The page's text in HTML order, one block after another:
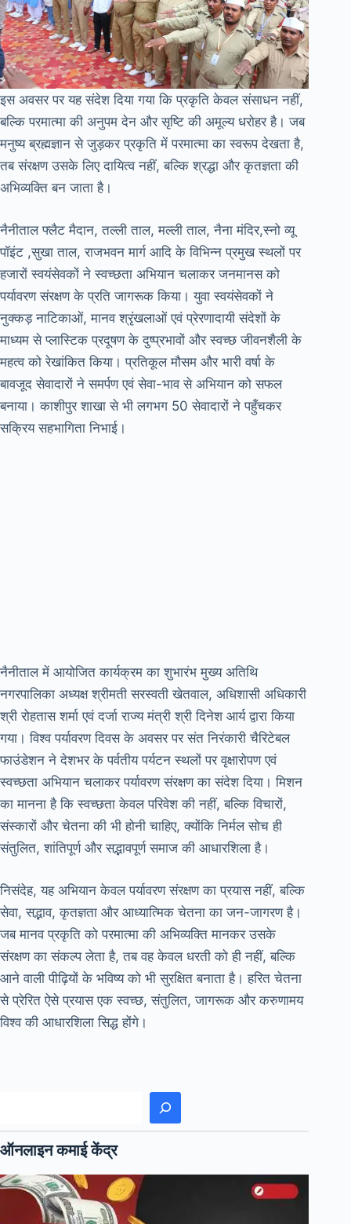
इस अवसर पर यह संदेश दिया गया कि प्रकृति केवल संसाधन नहीं,
बल्कि परमात्मा की अनुपम देन और सृष्टि की अमूल्य धरोहर है। जब
मनुष्य ब्रह्मज्ञान से जुड़कर प्रकृति में परमात्मा का स्वरूप देखता है,
तब संरक्षण उसके लिए दायित्व नहीं, बल्कि श्रद्धा और कृतज्ञता की
अभिव्यक्ति बन जाता है।
नैनीताल फ्लैट मैदान, तल्ली ताल, मल्ली ताल, नैना मंदिर,स्नो व्यू
पॉइंट ,सुखा ताल, राजभवन मार्ग आदि के विभिन्न प्रमुख स्थलों पर
हजारों स्वयंसेवकों ने स्वच्छता अभियान चलाकर जनमानस को
पर्यावरण संरक्षण के प्रति जागरूक किया। युवा स्वयंसेवकों ने
नुक्कड़ नाटिकाओं, मानव श्रृंखलाओं एवं प्रेरणादायी संदेशों के
माध्यम से प्लास्टिक प्रदूषण के दुष्प्रभावों और स्वच्छ जीवनशैली के
महत्व को रेखांकित किया। प्रतिकूल मौसम और भारी वर्षा के
बावजूद सेवादारों ने समर्पण एवं सेवा-भाव से अभियान को सफल
बनाया। काशीपुर शाखा से भी लगभग 50 सेवादारों ने पहुँचकर
सक्रिय सहभागिता निभाई।
नैनीताल में आयोजित कार्यक्रम का शुभारंभ मुख्य अतिथि
नगरपालिका अध्यक्ष श्रीमती सरस्वती खेतवाल, अधिशासी अधिकारी
श्री रोहतास शर्मा एवं दर्जा राज्य मंत्री श्री दिनेश आर्य द्वारा किया
गया। विश्व पर्यावरण दिवस के अवसर पर संत निरंकारी चैरिटेबल
फाउंडेशन ने देशभर के पर्वतीय पर्यटन स्थलों पर वृक्षारोपण एवं
स्वच्छता अभियान चलाकर पर्यावरण संरक्षण का संदेश दिया। मिशन
का मानना है कि स्वच्छता केवल परिवेश की नहीं, बल्कि विचारों,
संस्कारों और चेतना की भी होनी चाहिए, क्योंकि निर्मल सोच ही
संतुलित, शांतिपूर्ण और सद्भावपूर्ण समाज की आधारशिला है।
निसंदेह, यह अभियान केवल पर्यावरण संरक्षण का प्रयास नहीं, बल्कि
सेवा, सद्भाव, कृतज्ञता और आध्यात्मिक चेतना का जन-जागरण है।
जब मानव प्रकृति को परमात्मा की अभिव्यक्ति मानकर उसके
संरक्षण का संकल्प लेता है, तब वह केवल धरती को ही नहीं, बल्कि
आने वाली पीढ़ियों के भविष्य को भी सुरक्षित बनाता है। हरित चेतना
से प्रेरित ऐसे प्रयास एक स्वच्छ, संतुलित, जागरूक और करुणामय
विश्व की आधारशिला सिद्ध होंगे।
खोजें
ऑनलाइन कमाई केंद्र